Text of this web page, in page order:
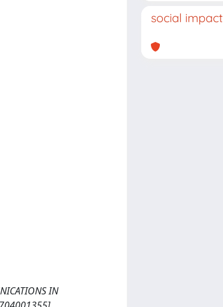
IN
social impact